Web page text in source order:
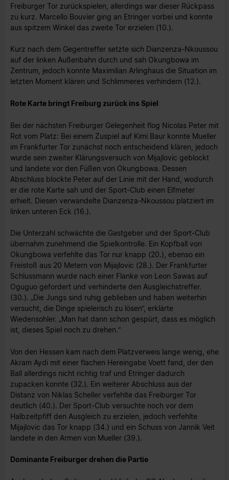
Freiburger Tor zurückspielen, allerdings war dieser Rückpass
zu kurz. Marcello Bouvier ging an Etringer vorbei und konnte
aus spitzem Winkel das zweite Tor erzielen (10.).
Kurz nach dem Gegentreffer setzte sich Dianzenza-Nkoussou
auf der linken Außenbahn durch und sah Okungbowa im
Zentrum, jedoch konnte Maximilian Arlinghaus die Situation im
letzten Moment klären und Schlimmeres verhindern (12.).
Rote Karte bringt Freiburg zurück ins Spiel
Bei der nächsten Freiburger Gelegenheit flog Nicolas Peter mit
Rot vom Platz: Bei einem Zuspiel auf Kimi Baur konnte Mueller
im Frankfurter Tor zunächst noch entscheidend klären, jedoch
wurde sein zweiter Klärungsversuch von Mijajlovic geblockt
und landete vor den Füßen von Okungbowa. Dessen
Abschluss blockte Peter auf der Linie mit der Hand, wodurch
er die rote Karte sah und der Sport-Club einen Elfmeter
erhielt. Diesen verwandelte Dianzenza-Nkoussou platziert im
linken unteren Eck (16.).
Die Unterzahl schwächte die Gastgeber und der Sport-Club
übernahm zunehmend die Spielkontrolle. Ein Kopfball von
Okungbowa verfehlte das Tor nur knapp (20.), ebenso ein
Freistoß aus 20 Metern von Mijajlovic (28.). Der Frankfurter
Schlussmann wurde nach einer Flanke von Leon Sawas auf
Oguguo gefordert und verhinderte den Ausgleichstreffer.
(30.). „Die Jungs sind ruhig geblieben und haben weiterhin
versucht, die Dinge spielerisch zu lösen“, erklärte
Wiedensohler. „Man hat dann schon gespürt, dass es möglich
ist, dieses Spiel noch zu drehen.“
Von den Hessen kam nach dem Platzverweis lange wenig, ehe
Akram Aydi mit einer flachen Hereingabe Voett fand, der den
Ball allerdings nicht richtig traf und Etringer dadurch
zupacken konnte (32.). Ein weiterer Abschluss aus der
Distanz von Niklas Scheller verfehlte das Freiburger Tor
deutlich (40.). Der Sport-Club versuchte noch vor dem
Halbzeitpfiff den Ausgleich zu erzielen, jedoch verfehlte
Mijajlovic das Tor knapp (34.) und ein Schuss von Jannik Veit
landete in den Armen von Mueller (39.).
Dominante Freiburger drehen die Partie